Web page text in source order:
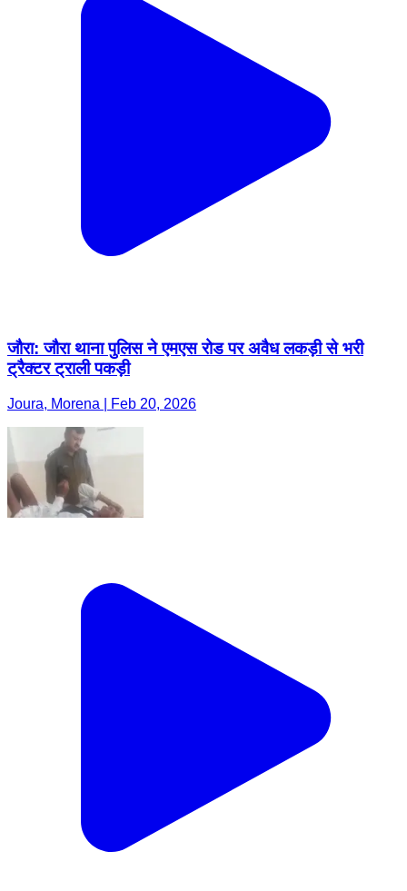
जौरा: जौरा थाना पुलिस ने एमएस रोड पर अवैध लकड़ी से भरी
ट्रैक्टर ट्राली पकड़ी
Joura, Morena | Feb 20, 2026